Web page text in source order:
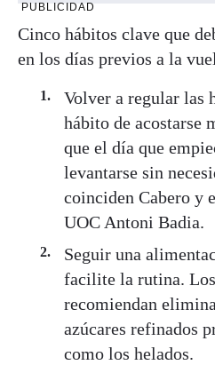
PUBLICIDAD
Cinco hábitos clave que
en los días previos a la
Volver a regular las
hábito de acostarse
que el día que
levantarse sin
coinciden Cabero y
UOC Antoni Badia.
Seguir una
facilite la rutina.
recomiendan
azúcares refinados
como los helados.